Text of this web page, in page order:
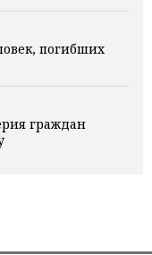
погибших
граждан